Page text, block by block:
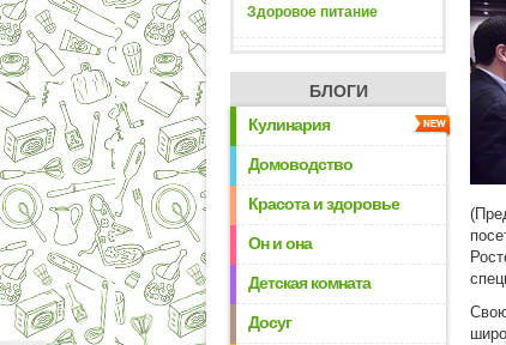
Здоровое питание
БЛОГИ
Кулинария
Домоводство
Красота и здоровье
Он и она
Детская комната
Досуг